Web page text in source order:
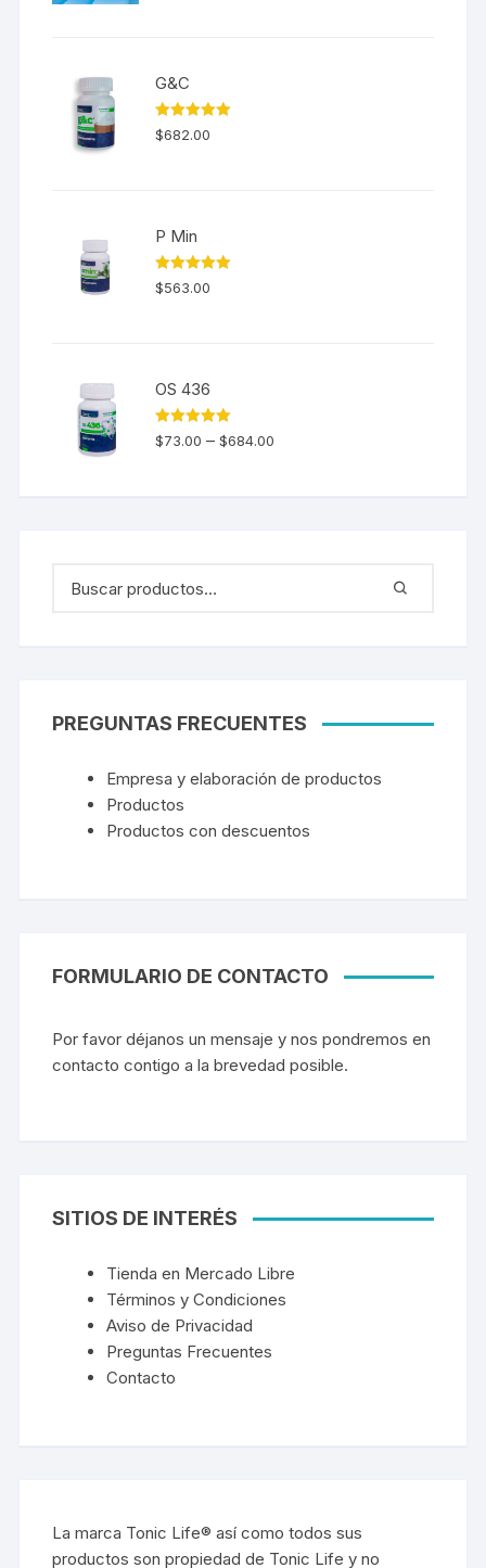
G&C
Valorado en
5.00 de 5
$682.00
P Min
Valorado en
5.00 de 5
$563.00
OS 436
Valorado en
5.00 de 5
$73.00 –$684.00
PREGUNTAS FRECUENTES
Empresa y elaboración de productos
Productos
Productos con descuentos
FORMULARIO DE CONTACTO
Por favor déjanos un mensaje y nos pondremos en
contacto contigo a la brevedad posible.
SITIOS DE INTERÉS
Tienda en Mercado Libre
Términos y Condiciones
Aviso de Privacidad
Preguntas Frecuentes
Contacto
La marca Tonic Life® así como todos sus
productos son propiedad de Tonic Life y no